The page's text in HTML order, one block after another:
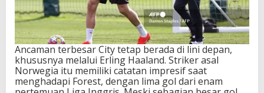
Ancaman terbesar City tetap berada di lini depan,
khususnya melalui Erling Haaland. Striker asal
Norwegia itu memiliki catatan impresif saat
menghadapi Forest, dengan lima gol dari enam